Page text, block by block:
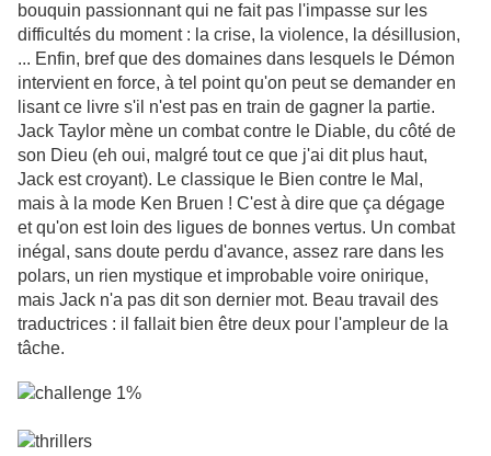
bouquin passionnant qui ne fait pas l'impasse sur les
difficultés du moment : la crise, la violence, la désillusion,
... Enfin, bref que des domaines dans lesquels le Démon
intervient en force, à tel point qu'on peut se demander en
lisant ce livre s'il n'est pas en train de gagner la partie.
Jack Taylor mène un combat contre le Diable, du côté de
son Dieu (eh oui, malgré tout ce que j'ai dit plus haut,
Jack est croyant). Le classique le Bien contre le Mal,
mais à la mode Ken Bruen ! C'est à dire que ça dégage
et qu'on est loin des ligues de bonnes vertus. Un combat
inégal, sans doute perdu d'avance, assez rare dans les
polars, un rien mystique et improbable voire onirique,
mais Jack n'a pas dit son dernier mot. Beau travail des
traductrices : il fallait bien être deux pour l'ampleur de la
tâche.